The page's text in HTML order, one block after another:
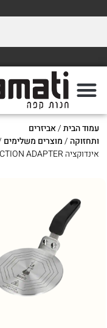
לראות!
/אביזרים
מוצרים משלימים/ מתאם